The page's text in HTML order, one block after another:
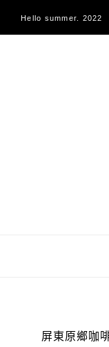
Hello summer. 2022
屏東原鄉咖